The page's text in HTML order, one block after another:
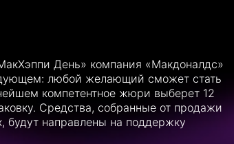
День» компания «Макдоналдс»
любой желающий сможет стать
компетентное жюри выберет 12
Средства, собранные от продажи
будут направлены на поддержку